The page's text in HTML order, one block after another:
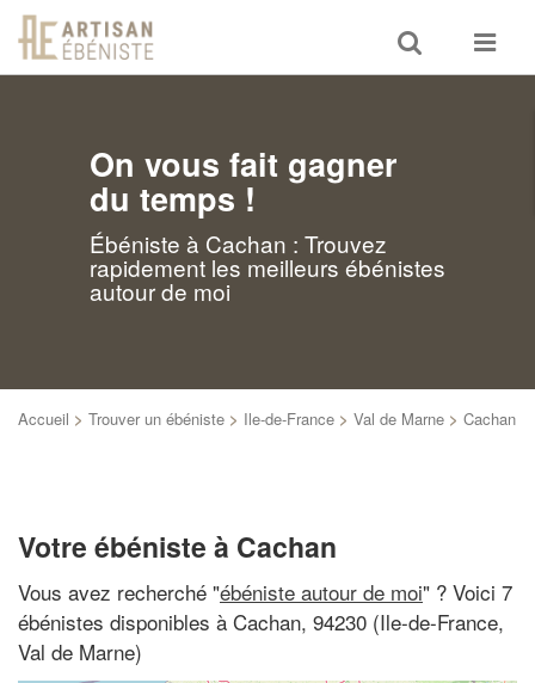
Toggle
search
Toggle
On vous fait gagner
du temps !
Ébéniste à Cachan : Trouvez
rapidement les meilleurs ébénistes
autour de moi
Accueil > Trouver un ébéniste > Ile-de-France > Val de Marne > Cachan
Votre ébéniste à Cachan
Vous avez recherché "ébéniste autour de moi" ? Voici 7
ébénistes disponibles à Cachan, 94230 (Ile-de-France,
Val de Marne)